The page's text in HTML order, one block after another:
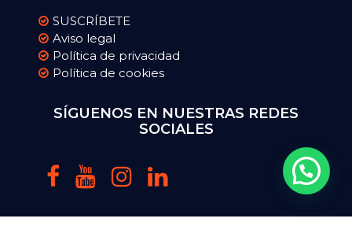
SUSCRÍBETE
Aviso legal
Política de privacidad
Política de cookies
SÍGUENOS EN NUESTRAS REDES
SOCIALES